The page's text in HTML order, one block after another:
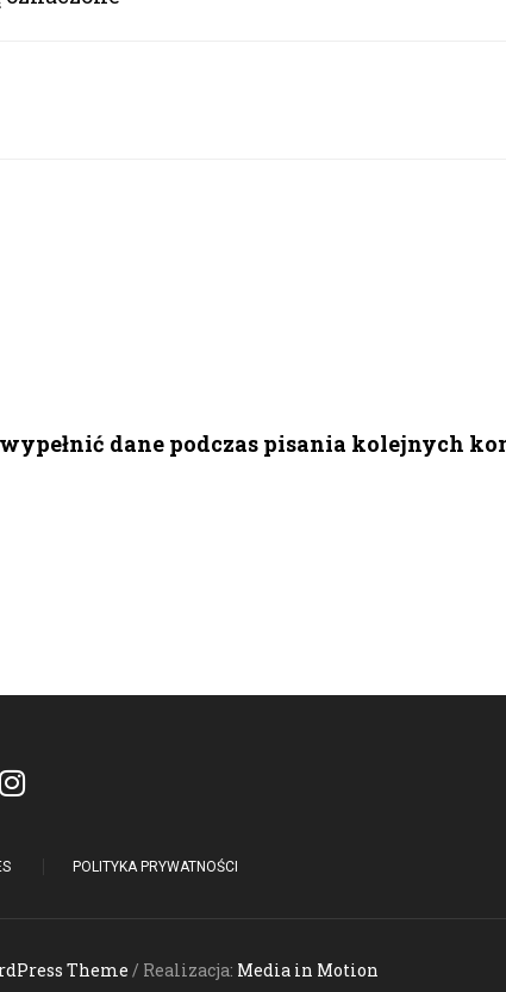
dane podczas pisania kolejnych
POLITYKA PRYWATNOŚCI
Theme / Realizacja: Media in Motion